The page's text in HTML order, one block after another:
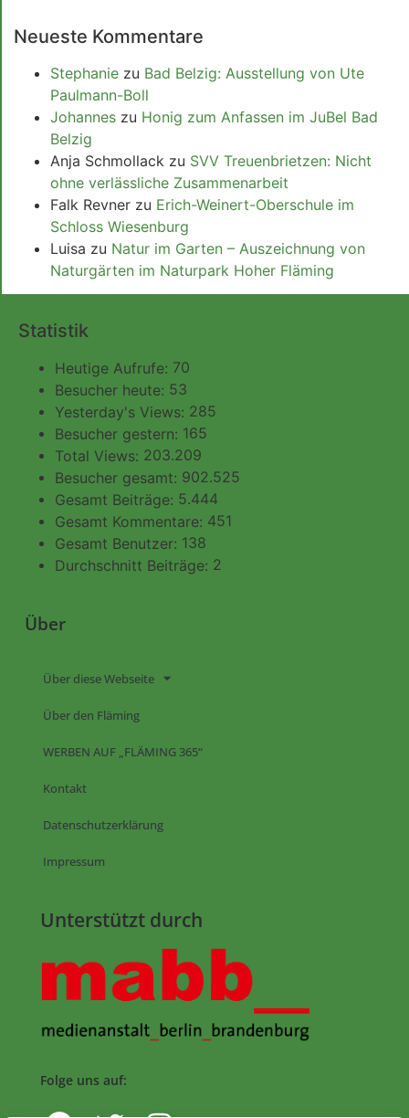
Neueste Kommentare
Stephanie zu Bad Belzig: Ausstellung von Ute
Paulmann-Boll
Johannes zu Honig zum Anfassen im JuBel Bad
Belzig
Anja Schmollack zu SVV Treuenbrietzen: Nicht
ohne verlässliche Zusammenarbeit
Falk Revner zu Erich-Weinert-Oberschule im
Schloss Wiesenburg
Luisa zu Natur im Garten – Auszeichnung von
Naturgärten im Naturpark Hoher Fläming
Statistik
Heutige Aufrufe: 70
Besucher heute: 53
Yesterday's Views: 285
Besucher gestern: 165
Total Views: 203.209
Besucher gesamt: 902.525
Gesamt Beiträge: 5.444
Gesamt Kommentare: 451
Gesamt Benutzer: 138
Durchschnitt Beiträge: 2
Über
Über diese Webseite
Über den Fläming
WERBEN AUF „FLÄMING 365“
Kontakt
Datenschutzerklärung
Impressum
Unterstützt durch
Folge uns auf: